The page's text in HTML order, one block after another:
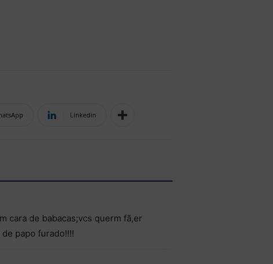
Linkedin
cara de babacas;vcs querm fã,er
papo furado!!!!